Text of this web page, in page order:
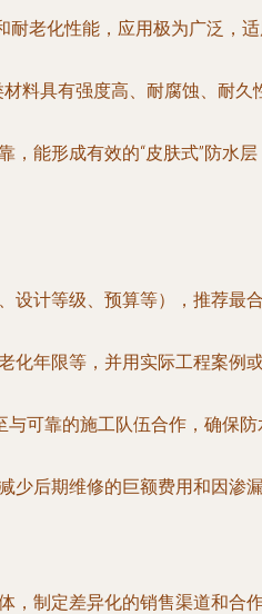
耐老化性能，应用极为广泛，
料具有强度高、耐腐蚀、耐
能形成有效的“皮肤式”防水
设计等级、预算等），推荐最
化年限等，并用实际工程案例
可靠的施工队伍合作，确保
少后期维修的巨额费用和因渗
制定差异化的销售渠道和合作